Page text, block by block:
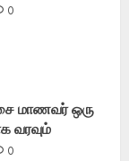
0
மாணவர் ஒரு
வரவும்
0